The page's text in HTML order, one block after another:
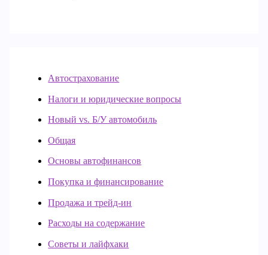
Автострахование
Налоги и юридические вопросы
Новый vs. Б/У автомобиль
Общая
Основы автофинансов
Покупка и финансирование
Продажа и трейд-ин
Расходы на содержание
Советы и лайфхаки